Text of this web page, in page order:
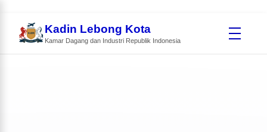
Kadin Lebong Kota
Kamar Dagang dan Industri Republik Indonesia